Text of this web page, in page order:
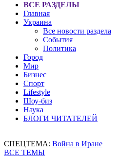
ВСЕ РАЗДЕЛЫ
Главная
Украина
Все новости раздела
События
Политика
Город
Мир
Бизнес
Спорт
Lifestyle
Шоу-биз
Наука
БЛОГИ ЧИТАТЕЛЕЙ
СПЕЦТЕМА: Война в Иране
ВСЕ ТЕМЫ